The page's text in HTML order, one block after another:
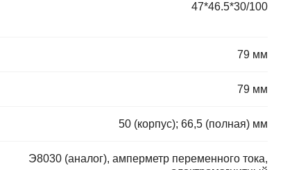
47*46.5*30/100
79 мм
79 мм
50 (корпус); 66,5 (полная) мм
Э8030 (аналог), амперметр переменного тока,